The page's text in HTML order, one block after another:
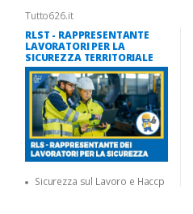
Tutto626.it
RLST - RAPPRESENTANTE
LAVORATORI PER LA
SICUREZZA TERRITORIALE
Sicurezza sul Lavoro e Haccp